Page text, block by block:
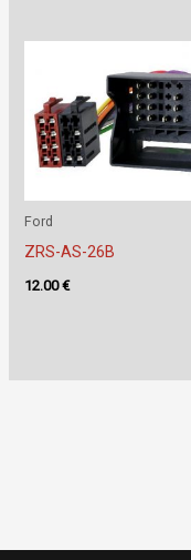
Ford
ZRS-AS-26B
12.00€